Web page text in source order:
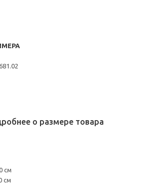
о размере товара
см
см